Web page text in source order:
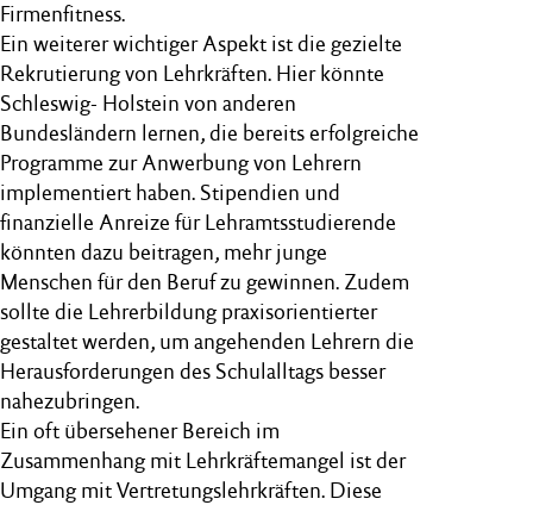
Firmenfitness.
Ein weiterer wichtiger Aspekt ist die gezielte
Rekrutierung von Lehrkräften. Hier könnte
Schleswig- Holstein von anderen
Bundesländern lernen, die bereits erfolgreiche
Programme zur Anwerbung von Lehrern
implementiert haben. Stipendien und
finanzielle Anreize für Lehramtsstudierende
könnten dazu beitragen, mehr junge
Menschen für den Beruf zu gewinnen. Zudem
sollte die Lehrerbildung praxisorientierter
gestaltet werden, um angehenden Lehrern die
Herausforderungen des Schulalltags besser
nahezubringen.
Ein oft übersehener Bereich im
Zusammenhang mit Lehrkräftemangel ist der
Umgang mit Vertretungslehrkräften. Diese